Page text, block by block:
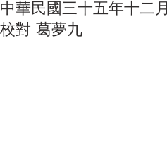
中華民國三十五年十二月
校對 葛夢九